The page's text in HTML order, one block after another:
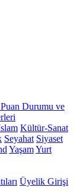
Durumu ve
Kültür-Sanat
Seyahat Siyaset
YaşamYurt
Üyelik Girişi